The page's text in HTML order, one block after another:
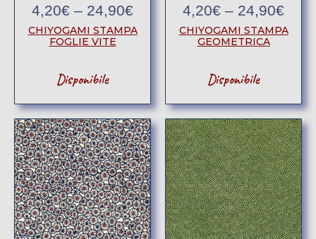
4,20€ – 24,90€
CHIYOGAMI STAMPA
FOGLIE VITE
Disponibile
4,20€ – 24,90€
CHIYOGAMI STAMPA
GEOMETRICA
Disponibile